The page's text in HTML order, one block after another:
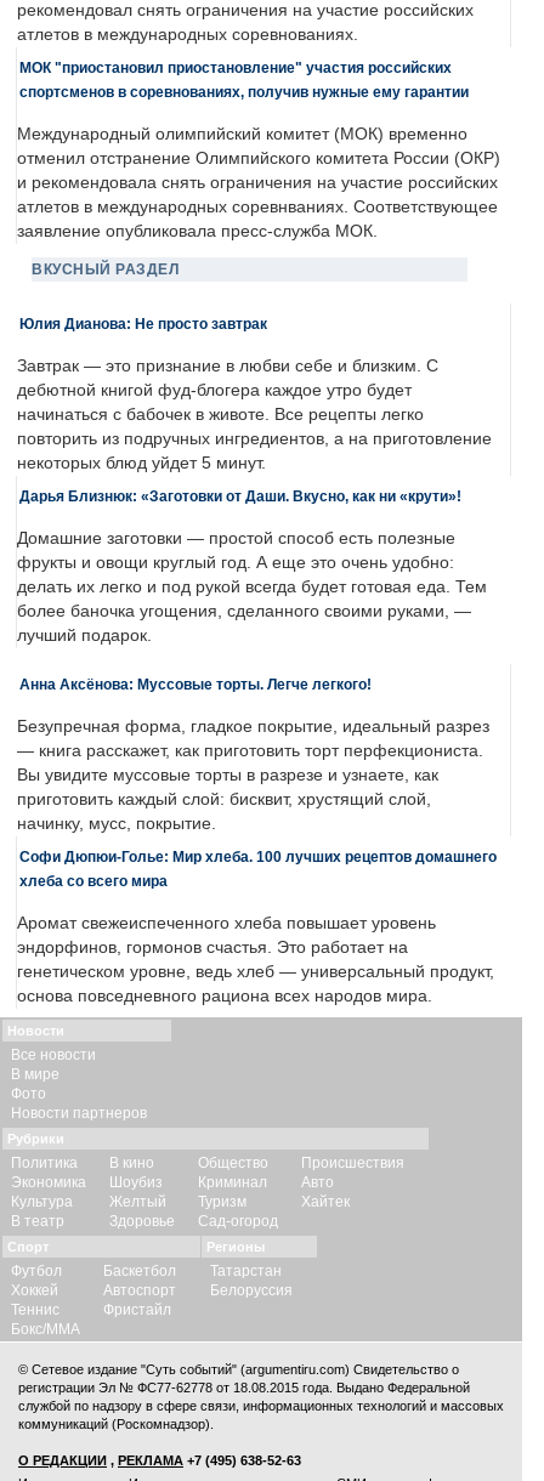
рекомендовал снять ограничения на участие российских
атлетов в международных соревнованиях.
МОК "приостановил приостановление" участия российских
спортсменов в соревнованиях, получив нужные ему гарантии
Международный олимпийский комитет (МОК) временно
отменил отстранение Олимпийского комитета России (ОКР)
и рекомендовала снять ограничения на участие российских
атлетов в международных соревнваниях. Соответствующее
заявление опубликовала пресс-служба МОК.
ВКУСНЫЙ РАЗДЕЛ
Юлия Дианова: Не просто завтрак
Завтрак — это признание в любви себе и близким. С
дебютной книгой фуд-блогера каждое утро будет
начинаться с бабочек в животе. Все рецепты легко
повторить из подручных ингредиентов, а на приготовление
некоторых блюд уйдет 5 минут.
Дарья Близнюк: «Заготовки от Даши. Вкусно, как ни «крути»!
Домашние заготовки — простой способ есть полезные
фрукты и овощи круглый год. А еще это очень удобно:
делать их легко и под рукой всегда будет готовая еда. Тем
более баночка угощения, сделанного своими руками, —
лучший подарок.
Анна Аксёнова: Муссовые торты. Легче легкого!
Безупречная форма, гладкое покрытие, идеальный разрез
— книга расскажет, как приготовить торт перфекциониста.
Вы увидите муссовые торты в разрезе и узнаете, как
приготовить каждый слой: бисквит, хрустящий слой,
начинку, мусс, покрытие.
Софи Дюпюи-Голье: Мир хлеба. 100 лучших рецептов домашнего
хлеба со всего мира
Аромат свежеиспеченного хлеба повышает уровень
эндорфинов, гормонов счастья. Это работает на
генетическом уровне, ведь хлеб — универсальный продукт,
основа повседневного рациона всех народов мира.
Новости
Все новости
В мире
Фото
Новости партнеров
Рубрики
Политика
Экономика
Культура
В театр
В кино
Шоубиз
Желтый
Здоровье
Общество
Криминал
Туризм
Сад-огород
Происшествия
Авто
Хайтек
Спорт
Футбол
Хоккей
Теннис
Бокс/ММА
Баскетбол
Автоспорт
Фристайл
Регионы
Татарстан
Белоруссия
© Сетевое издание "Суть событий" (argumentiru.com) Свидетельство о
регистрации Эл № ФС77-62778 от 18.08.2015 года. Выдано Федеральной
службой по надзору в сфере связи, информационных технологий и массовых
коммуникаций (Роскомнадзор).
О РЕДАКЦИИ , РЕКЛАМА +7 (495) 638-52-63